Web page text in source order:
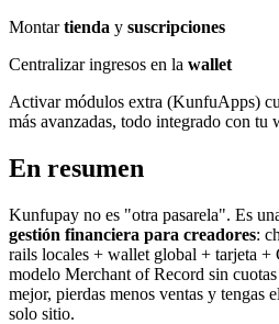
Montartienda y suscripciones
Centralizar ingresos en la wallet
Activar módulos extra (KunfuApps)
más avanzadas, todo integrado con tu
En resumen
Kunfupay no es "otra pasarela". Es
gestión financiera para creadores:
rails locales + wallet global + tarjeta +
modelo Merchant of Record sin
mejor, pierdas menos ventas y tengas
solo sitio.